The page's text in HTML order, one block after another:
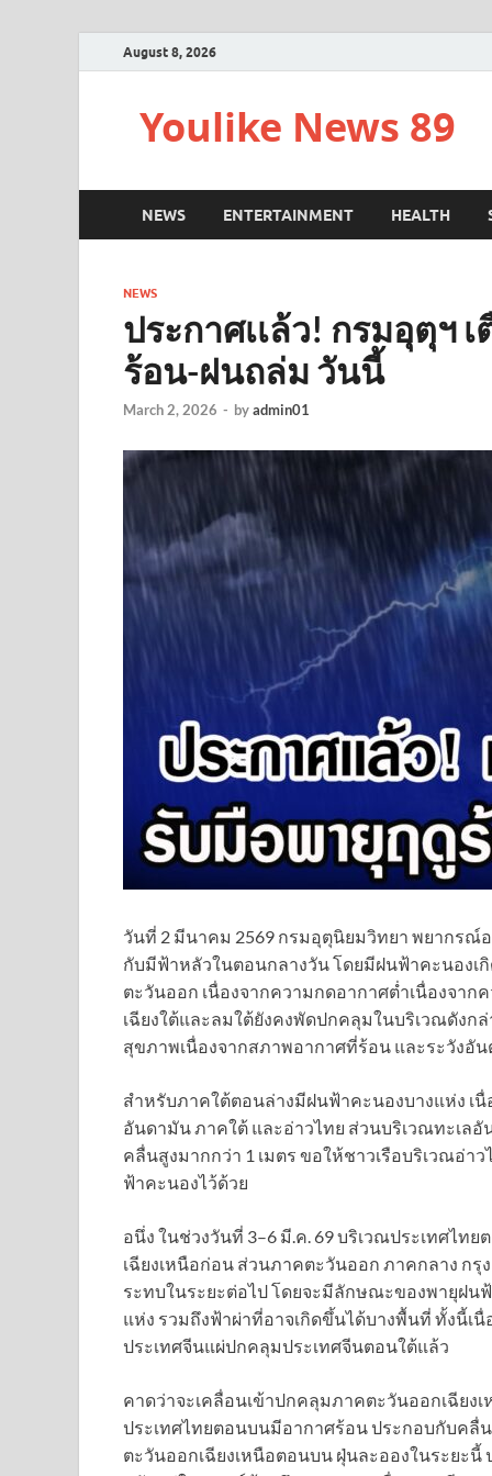
August 8, 2026
Youlike News 89
NEWS ENTERTAINMENT HEALTH
NEWS
ประกาศเเล้ว! กรมอุตุฯ
ร้อน-ฝนถล่ม วันนี้
March 2, 2026 - byadmin01
วันที่ 2 มีนาคม 2569 กรมอุตุนิยมวิทยา พยากรณ์
กับมีฟ้าหลัวในตอนกลางวัน โดยมีฝนฟ้าคะนองเ
ตะวันออก เนื่องจากความกดอากาศต่ำเนื่องจ
เฉียงใต้และลมใต้ยังคงพัดปกคลุมในบริเวณดัง
สุขภาพเนื่องจากสภาพอากาศที่ร้อน และระวังอั
สำหรับภาคใต้ตอนล่างมีฝนฟ้าคะนองบางแห่ง เ
อันดามัน ภาคใต้ และอ่าวไทย ส่วนบริเวณทะเล
คลื่นสูงมากกว่า 1 เมตร ขอให้ชาวเรือบริเวณอ่า
ฟ้าคะนองไว้ด้วย
อนึ่ง ในช่วงวันที่ 3–6 มี.ค. 69 บริเวณประเทศไ
เฉียงเหนือก่อน ส่วนภาคตะวันออก ภาคกลาง ก
ระทบในระยะต่อไป โดยจะมีลักษณะของพายุฝน
แห่ง รวมถึงฟ้าผ่าที่อาจเกิดขึ้นได้บางพื้นที่ ทั้งนี้เ
ประเทศจีนแผ่ปกคลุมประเทศจีนตอนใต้แล้ว
คาดว่าจะเคลื่อนเข้าปกคลุมภาคตะวันออกเฉียง
ประเทศไทยตอนบนมีอากาศร้อน ประกอบกับคลื่
ตะวันออกเฉียงเหนือตอนบน ฝุ่นละอองในระยะ